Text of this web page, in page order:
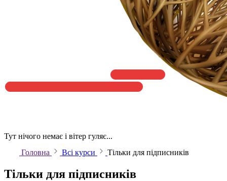
Тут нічого немає і вітер гуляє...
Головна
Всі курси Тільки для підписників
Тільки для підписників